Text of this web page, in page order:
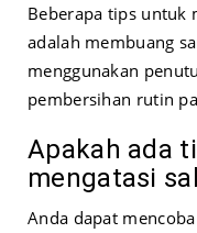
Beberapa tips untuk
adalah membuang
menggunakan
pembersihan rutin
Apakah ada
mengatasi
Anda dapat